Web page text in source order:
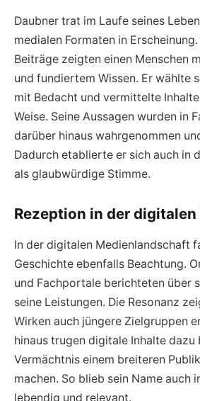
Daubner trat im Laufe seines
medialen Formaten in
Beiträge zeigten einen Menschen
und fundiertem Wissen. Er wählte
mit Bedacht und vermittelte
Weise. Seine Aussagen wurden in
darüber hinaus wahrgenommen
Dadurch etablierte er sich auch in
als glaubwürdige Stimme.
Rezeption in der digitalen
In der digitalen Medienlandschaft
Geschichte ebenfalls Beachtung.
und Fachportale berichteten über
seine Leistungen. Die Resonanz
Wirken auch jüngere Zielgruppen
hinaus trugen digitale Inhalte dazu
Vermächtnis einem breiteren
machen. So blieb sein Name auch
lebendig und relevant.